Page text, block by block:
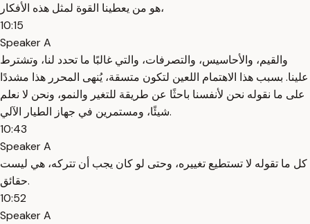
هو من يعطينا القوة لمثل هذه الأفكار،
10:15
Speaker A
والقيم، والأحاسيس، والتصرفات، والتي غالبًا ما تحدد لنا، وتشترط
علينا. بسبب هذا الاهتمام اللعين لتكون متسقة، يُنهى المحرر هذا مشددًا
على ما نقوله نحن لأنفسنا باحثًا عن طريقة للتغير والنمو، ونحن لا نعلم
شيئًا، ومستمرين في جهاز الطيار الآلي.
10:43
Speaker A
كل ما تقوله لا تستطيع تغييره، وحتى لو كان يجب أن تتركه، هي ليست
حقائق.
10:52
Speaker A